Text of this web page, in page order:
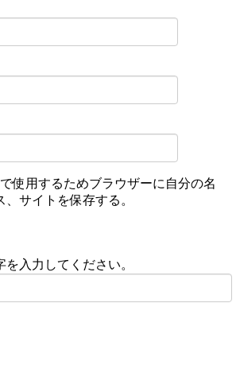
使用するためブラウザーに自分の名
サイトを保存する。
を入力してください。